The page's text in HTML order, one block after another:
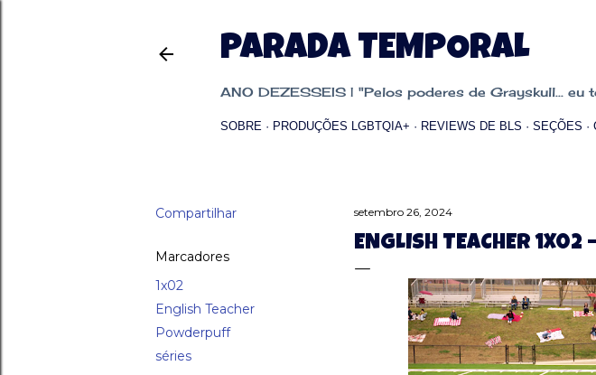
PARADA TEMPORAL
ANO DEZESSEIS | "Pelos poderes de Grayskull... eu
SOBRE PRODUÇÕES LGBTQIA+ REVIEWS DE BLS SEÇÕES
Compartilhar
Marcadores
1x02
English Teacher
Powderpuff
séries
setembro 26, 2024
ENGLISH TEACHER 1X02